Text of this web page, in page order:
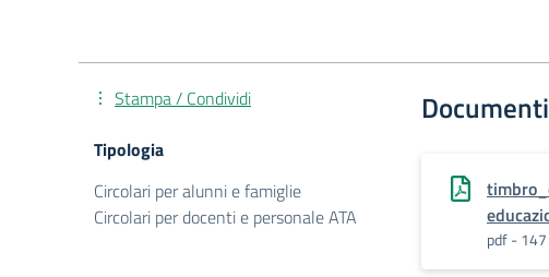
Documenti
pdf -
Stampa / Condividi
Tipologia
Circolari per alunni e famiglie
Circolari per docenti e personale ATA